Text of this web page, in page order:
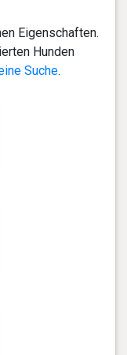
Eigenschaften.
Hunden
Suche.